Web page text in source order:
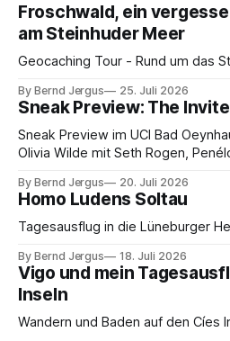
Froschwald, ein
am Steinhuder Meer
Geocaching Tour - Rund um das
By Bernd Jergus 25. Juli 2026
Sneak Preview: The Invite
Sneak Preview im UCI Bad
Olivia Wilde mit Seth Rogen,
By Bernd Jergus 20. Juli 2026
Homo Ludens Soltau
Tagesausflug in die Lüneburger
By Bernd Jergus 18. Juli 2026
Vigo und mein
Inseln
Wandern und Baden auf den Cíes